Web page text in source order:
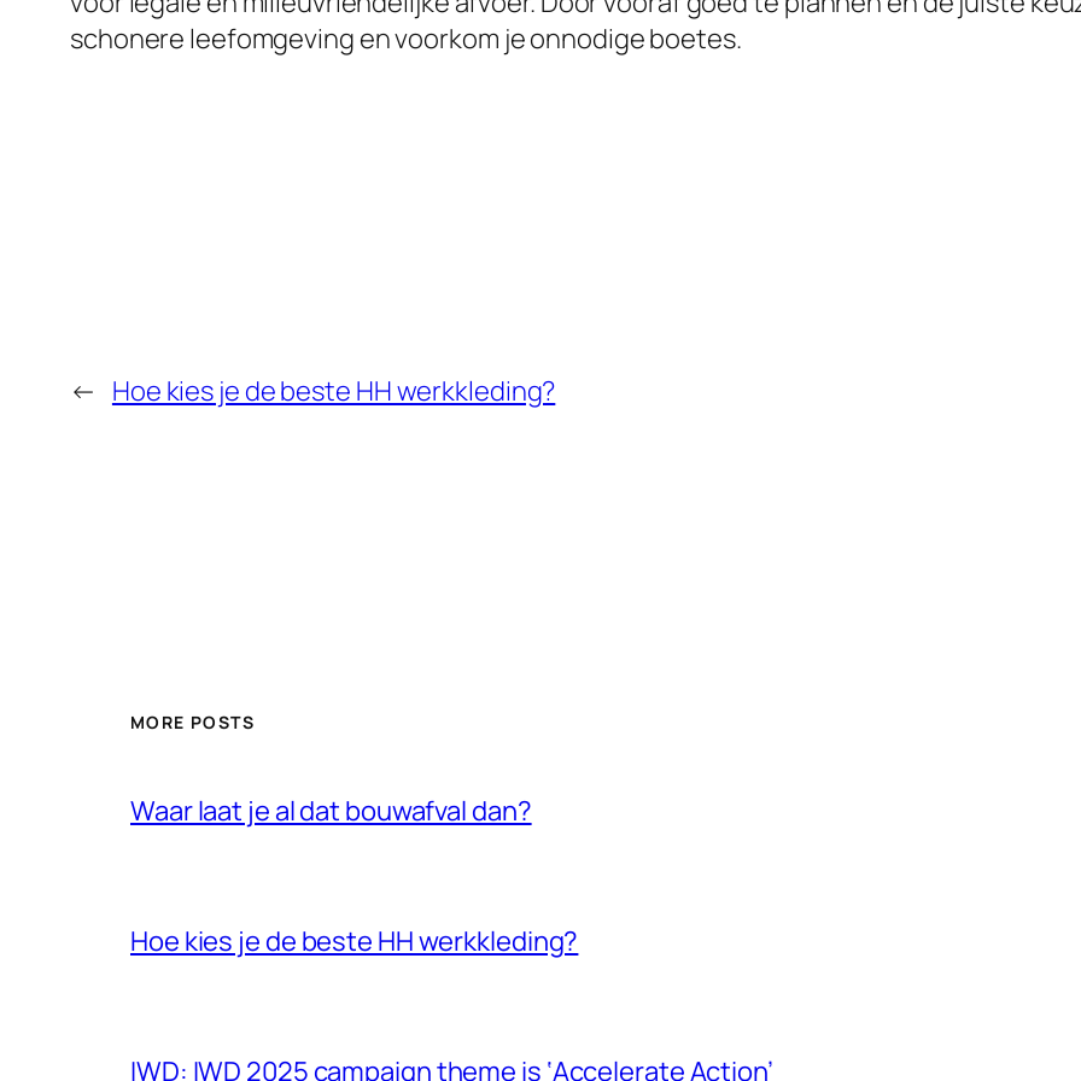
schonere leefomgeving en voorkom je onnodige boetes.
← Hoe kies je de beste HH werkkleding?
MORE POSTS
Waar laat je al dat bouwafval dan?
Hoe kies je de beste HH werkkleding?
IWD: IWD 2025 campaign theme is ‘Accelerate Action’